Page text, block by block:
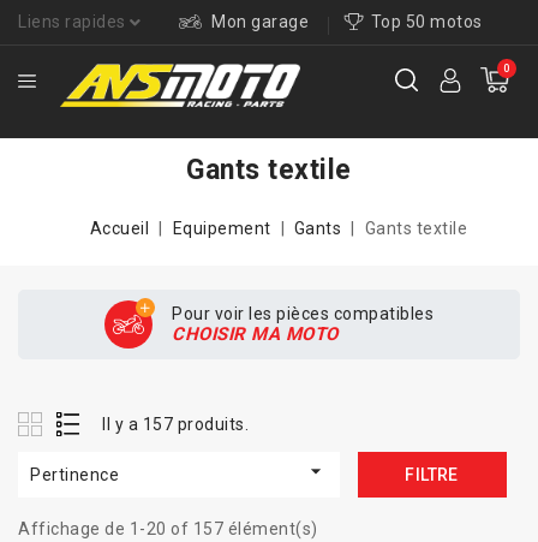
Liens rapides Mon garage Top 50 motos
0
Gants textile
Accueil Equipement Gants Gants textile
Pour voir les pièces compatibles
CHOISIR MA MOTO
Il y a 157 produits.
Pertinence  FILTRE
Affichage de 1-20 of 157 élément(s)